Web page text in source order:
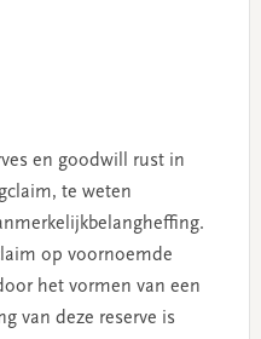
en goodwill rust in
te weten
op voornoemde
het vormen van een
van deze reserve is